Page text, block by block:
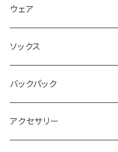
ロード
メンズ
レディス
トレイル
メンズ
レディス
キッズ
ジム トレーニング
ウェア
Teton Bros.
Static
Milestone
ソックス
Milestone
Drymax
バックパック
Ultimate Direction
アクセサリー